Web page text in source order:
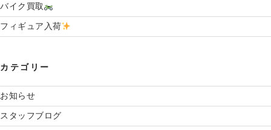
バイク買取
フィギュア入荷
カテゴリー
お知らせ
スタッフブログ